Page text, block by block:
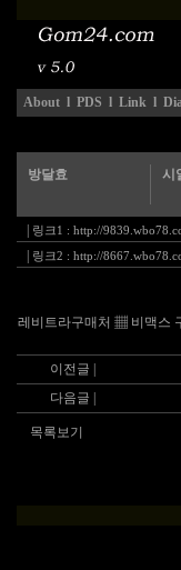
About l PDS l Link l
방달효 시
링크1 : http://
링크2 : http://
레비트라구매처 ▦ 비맥스
이전글 |
다음글 |
목록보기